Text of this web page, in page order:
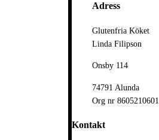
Adress
Glutenfria Köket
Linda Filipson
Onsby 114
74791 Alunda
Org nr 8605210601
Kontakt